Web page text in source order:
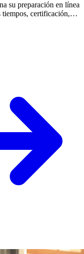
su preparación en línea
certificación,